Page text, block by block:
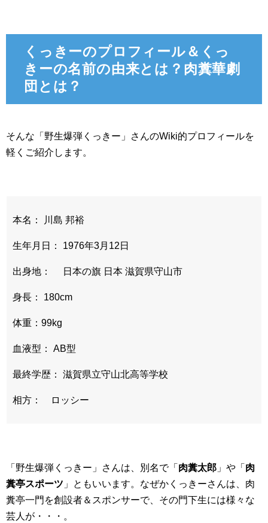
くっきーのプロフィール＆くっ
きーの名前の由来とは？肉糞華劇
団とは？
そんな「野生爆弾くっきー」さんのWiki的プロフィールを
軽くご紹介します。
本名： 川島 邦裕
生年月日： 1976年3月12日
出身地： 日本の旗 日本 滋賀県守山市
身長： 180cm
体重：99kg
血液型： AB型
最終学歴： 滋賀県立守山北高等学校
相方： ロッシー
「野生爆弾くっきー」さんは、別名で「 肉糞太郎 」や「 肉
糞亭スポーツ 」ともいいます。なぜかくっきーさんは、肉
糞亭一門を創設者＆スポンサーで、その門下生には様々な
芸人が・・・。